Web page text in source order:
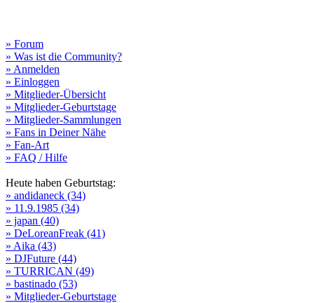
» Forum
» Was ist die Community?
» Anmelden
» Einloggen
» Mitglieder-Übersicht
» Mitglieder-Geburtstage
» Mitglieder-Sammlungen
» Fans in Deiner Nähe
» Fan-Art
» FAQ / Hilfe
Heute haben Geburtstag:
» andidaneck (34)
» 11.9.1985 (34)
» japan (40)
» DeLoreanFreak (41)
» Aika (43)
» DJFuture (44)
» TURRICAN (49)
» bastinado (53)
» Mitglieder-Geburtstage